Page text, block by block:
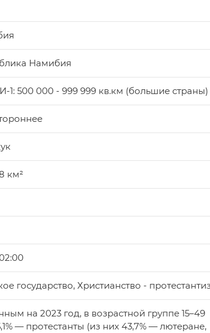
Намибия
1: 500 000 - 999 999 кв.км (большие страны)
км²
государство, Христианство -
на 2023 год, в возрастной группе 15–49
— протестанты (из них 43,7% — лютеране,